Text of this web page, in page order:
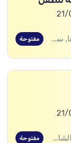
بصرى الشام، درعا, سعسع، ريف دمشق, المسيفرة، درعا, قدسيا، ريف دمشق, قطنا، ريف دمشق, مضايا، ريف دمشق, الجيزة، درعا, الديماس، ريف دمشق, سرغايا، ريف دمشق, بيت جن، ريف دمشق, عين الفيجة، ريف دمشق, خربة غزالة، درعا, عش الشجرة، درعا, داعل، درعا, المزيريب، درعا مفتوحة
السويداء, بصرى الشام، درعا, سعسع، ريف دمشق, المسيفرة، درعا, قدسيا، ريف دمشق, قطنا، ريف دمشق, مضايا، ريف دمشق, المزرعة، السويداء, الجيزة، درعا, الديماس، ريف دمشق, سرغايا، ريف دمشق, بيت جن، ريف دمشق, عين الفيجة، ريف دمشق, خربة غزالة، درعا, عش الشجرة، درعا, داعل، درعا, المزيريب، درعا, كوم الباشا، القنيطرة, جباتا الخشب، القنيطرة, ممتنة، القنيطرة, نبع الصخر، القنيطرة, خان أرنبة، القنيطرة, مشناف، السويداء مفتوحة